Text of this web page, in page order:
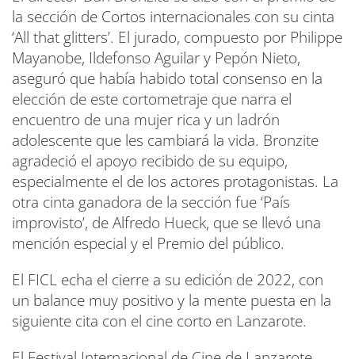
la sección de Cortos internacionales con su cinta
‘All that glitters’. El jurado, compuesto por Philippe
Mayanobe, Ildefonso Aguilar y Pepón Nieto,
aseguró que había habido total consenso en la
elección de este cortometraje que narra el
encuentro de una mujer rica y un ladrón
adolescente que les cambiará la vida. Bronzite
agradeció el apoyo recibido de su equipo,
especialmente el de los actores protagonistas. La
otra cinta ganadora de la sección fue ‘País
improvisto’, de Alfredo Hueck, que se llevó una
mención especial y el Premio del público.
El FICL echa el cierre a su edición de 2022, con
un balance muy positivo y la mente puesta en la
siguiente cita con el cine corto en Lanzarote.